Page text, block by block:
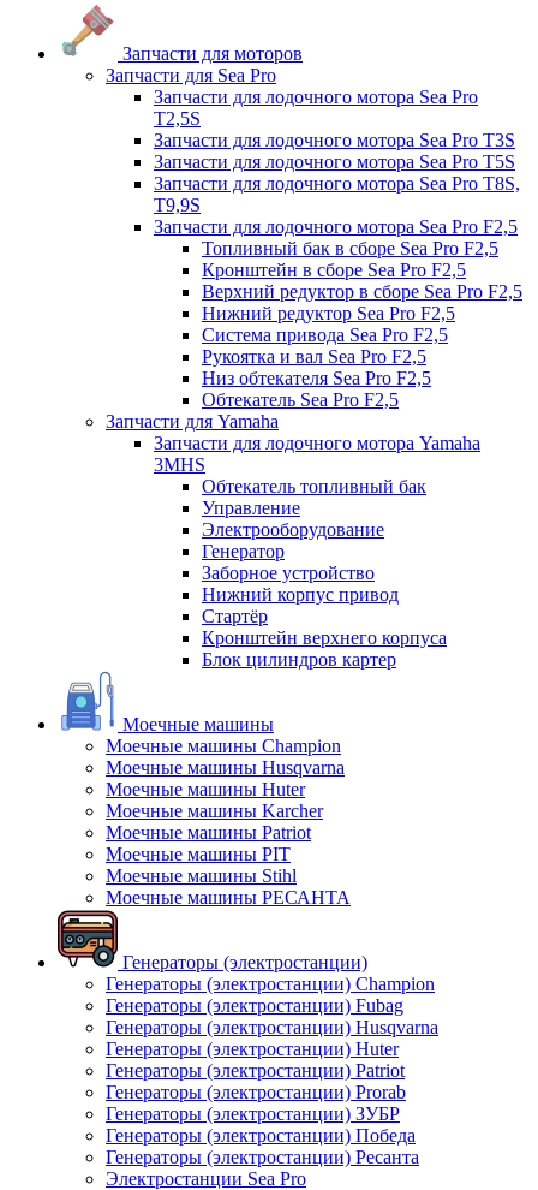
Запчасти для моторов
Запчасти для Sea Pro
Запчасти для лодочного мотора Sea Pro
Т2,5S
Запчасти для лодочного мотора Sea Pro Т3S
Запчасти для лодочного мотора Sea Pro Т5S
Запчасти для лодочного мотора Sea Pro Т8S,
T9,9S
Запчасти для лодочного мотора Sea Pro F2,5
Топливный бак в сборе Sea Pro F2,5
Кронштейн в сборе Sea Pro F2,5
Верхний редуктор в сборе Sea Pro F2,5
Нижний редуктор Sea Pro F2,5
Система привода Sea Pro F2,5
Рукоятка и вал Sea Pro F2,5
Низ обтекателя Sea Pro F2,5
Обтекатель Sea Pro F2,5
Запчасти для Yamaha
Запчасти для лодочного мотора Yamaha
3MHS
Обтекатель топливный бак
Управление
Электрооборудование
Генератор
Заборное устройство
Нижний корпус привод
Стартёр
Кронштейн верхнего корпуса
Блок цилиндров картер
Моечные машины
Моечные машины Champion
Моечные машины Husqvarna
Моечные машины Huter
Моечные машины Karcher
Моечные машины Patriot
Моечные машины PIT
Моечные машины Stihl
Моечные машины РЕСАНТА
Генераторы (электростанции)
Генераторы (электростанции) Champion
Генераторы (электростанции) Fubag
Генераторы (электростанции) Husqvarna
Генераторы (электростанции) Huter
Генераторы (электростанции) Patriot
Генераторы (электростанции) Prorab
Генераторы (электростанции) ЗУБР
Генераторы (электростанции) Победа
Генераторы (электростанции) Ресанта
Электростанции Sea Pro